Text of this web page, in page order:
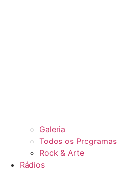
Galeria
Todos os Programas
Rock & Arte
Rádios